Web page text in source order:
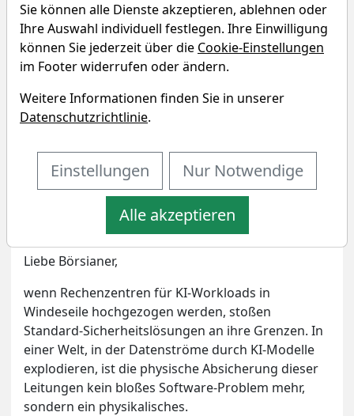
Bildherkunft: www.traderfox.com
Artikel drucken
Eigenpositionen
Liebe Börsianer,
wenn Rechenzentren für KI-Workloads in
Windeseile hochgezogen werden, stoßen
Standard-Sicherheitslösungen an ihre Grenzen. In
einer Welt, in der Datenströme durch KI-Modelle
explodieren, ist die physische Absicherung dieser
Leitungen kein bloßes Software-Problem mehr,
sondern ein physikalisches.
Sie können alle Dienste akzeptieren, ablehnen oder
Ihre Auswahl individuell festlegen. Ihre Einwilligung
können Sie jederzeit über die Cookie-Einstellungen
im Footer widerrufen oder ändern.
Weitere Informationen finden Sie in unserer
Datenschutzrichtlinie.
Einstellungen Nur Notwendige
Alle akzeptieren